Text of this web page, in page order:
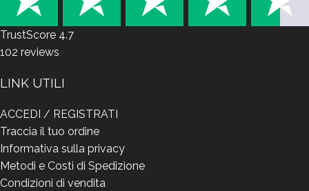
TrustScore 4.7
102 reviews
LINK UTILI
ACCEDI / REGISTRATI
Traccia il tuo ordine
Informativa sulla privacy
Metodi e Costi di Spedizione
Condizioni di vendita